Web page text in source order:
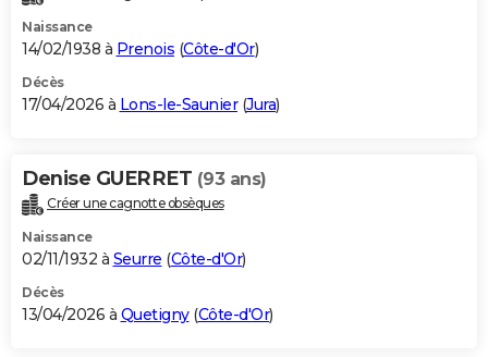
Destinations
City break
Voyage nature
Voyage de noces
Forum
Climat
+PHOTO
GUIDES D'ACHAT
BONS PLANS
Carte de Noël
Carte Bonne année
Carte Saint-Valentin
Carte Pâques
Carte d'anniversaire
DICTIONNAIRE
Dictionnaire
Biographies
Citations
Expressions
Proverbes
PROGRAMME TV
S'inscrire
Se connecter
Lycées
Collèges
Primaires
Universités
Entreprises
Service militaire
Avis de recherche
AVIS DE DÉCÈS
Naissance
14/02/1938 à Prenois (Côte-d'Or)
Décès
17/04/2026 à Lons-le-Saunier(Jura)
Denise GUERRET (93 ans)
Créer une cagnotte obsèques
Naissance
02/11/1932 à Seurre (Côte-d'Or)
Décès
13/04/2026 à Quetigny(Côte-d'Or)